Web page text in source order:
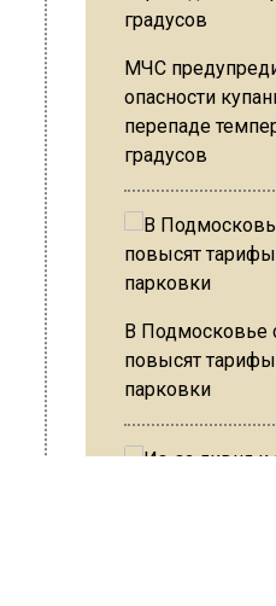
МЧС
опасности
перепаде
градусов
В Подмосковье
повысят
парковки